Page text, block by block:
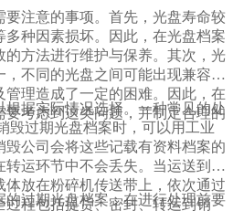
注意的事项。首先，光盘寿命较
种因素损坏。因此，在光盘档案
的方法进行维护与保养。其次，光
不同的光盘之间可能出现兼容问
理造成了一定的困难。因此，在
考虑到这类问题，并制定合理的
据实际情况选择。一种常见的处
毁过期光盘档案时，可以用工业
公司会将这些记载有资料档案的
运环节中不会丢失。当运送到达
放在粉碎机传送带上，依次通过
程包括提货、密封、转运到销
的过期光盘档案，在进行处理前要